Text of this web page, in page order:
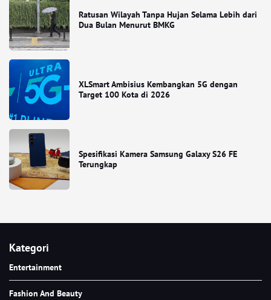
Ratusan Wilayah Tanpa Hujan Selama Lebih dari
Dua Bulan Menurut BMKG
XLSmart Ambisius Kembangkan 5G dengan
Target 100 Kota di 2026
Spesifikasi Kamera Samsung Galaxy S26 FE
Terungkap
Kategori
Entertainment
Fashion And Beauty